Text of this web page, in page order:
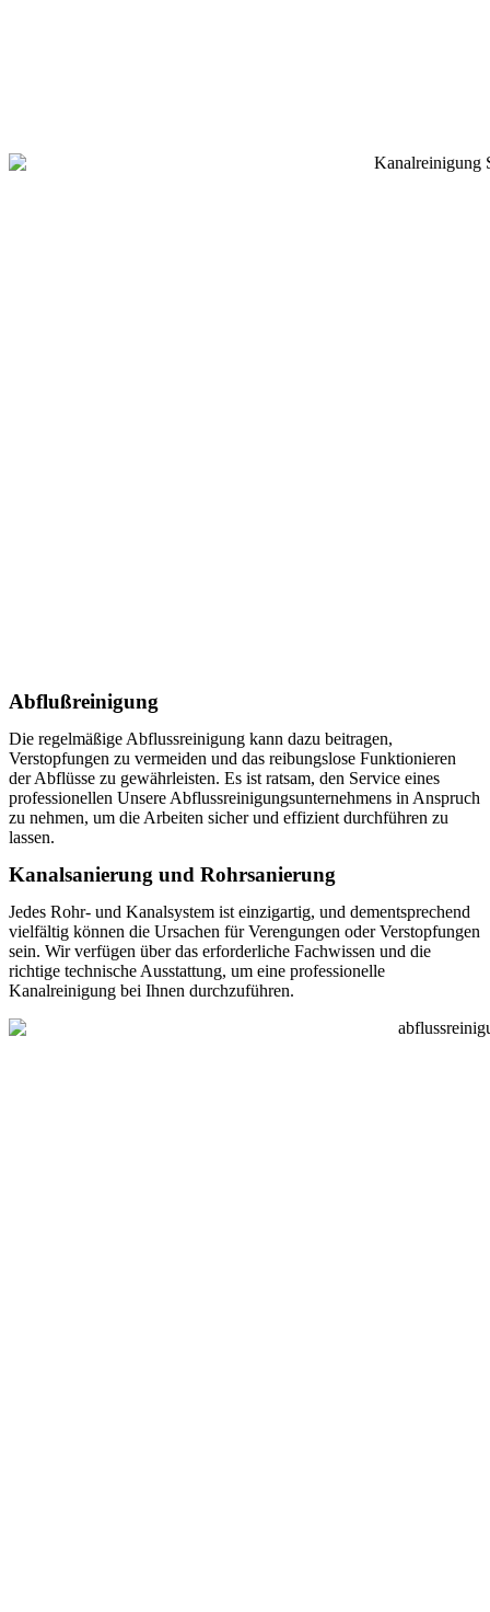
Abflußreinigung
Die regelmäßige Abflussreinigung kann dazu beitragen,
Verstopfungen zu vermeiden und das reibungslose Funktionieren
der Abflüsse zu gewährleisten. Es ist ratsam, den Service eines
professionellen Unsere Abflussreinigungsunternehmens in Anspruch
zu nehmen, um die Arbeiten sicher und effizient durchführen zu
lassen.
Kanalsanierung und Rohrsanierung
Jedes Rohr- und Kanalsystem ist einzigartig, und dementsprechend
vielfältig können die Ursachen für Verengungen oder Verstopfungen
sein. Wir verfügen über das erforderliche Fachwissen und die
richtige technische Ausstattung, um eine professionelle
Kanalreinigung bei Ihnen durchzuführen.